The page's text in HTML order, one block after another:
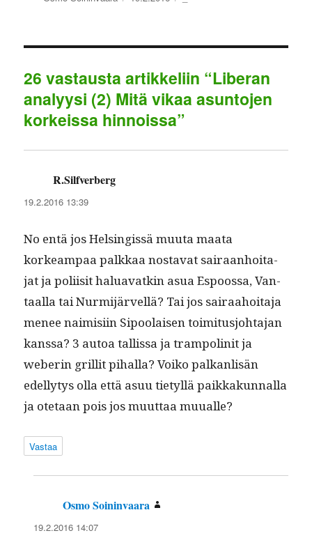
ppm
26 vastausta artikkeliin “Liberan
analyysi (2) Mitä vikaa asuntojen
korkeissa hinnoissa”
R.Silfverberg
19.2.2016 13:39
No entä jos Helsingis­sä muu­ta maa­ta
korkeam­paa palkkaa nos­ta­vat sairaan­hoita­
jat ja poli­isit halu­a­vatkin asua Espoos­sa, Van­
taal­la tai Nur­mi­järvel­lä? Tai jos sairaa­hoita­ja
menee naimisi­in Sipoolaisen toim­i­tusjo­hta­jan
kanssa? 3 autoa tallis­sa ja tram­polin­it ja
weberin gril­lit pihal­la? Voiko palkan­lisän
edel­ly­tys olla että asuu tietyl­lä paikkakun­nal­la
ja ote­taan pois jos muut­taa muualle?
Vastaa
Osmo Soininvaara
19.2.2016 14:07